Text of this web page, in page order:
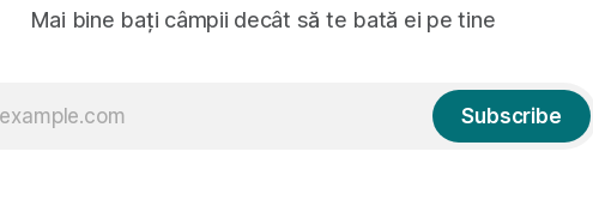
Mai bine bați câmpii decât să te bată ei pe tine
Subscribe